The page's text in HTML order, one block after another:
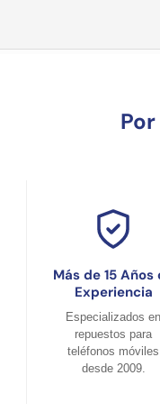
Más de 15 Años
Experiencia
Especializados en
repuestos para
teléfonos móviles
desde 2009.